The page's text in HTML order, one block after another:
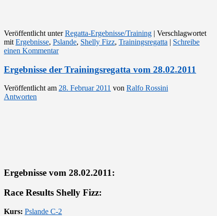
Veröffentlicht unter Regatta-Ergebnisse/Training | Verschlagwortet
mit Ergebnisse, Pslande, Shelly Fizz, Trainingsregatta | Schreibe
einen Kommentar
Ergebnisse der Trainingsregatta vom 28.02.2011
Veröffentlicht am 28. Februar 2011 von Ralfo Rossini
Antworten
Ergebnisse vom 28.02.2011:
Race Results Shelly Fizz:
Kurs: Pslande C-2